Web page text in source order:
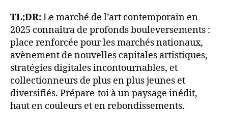
TL;DR:Le marché de l’art contemporain en
2025 connaîtra de profonds bouleversements :
place renforcée pour les marchés nationaux,
avènement de nouvelles capitales artistiques,
stratégies digitales incontournables, et
collectionneurs de plus en plus jeunes et
diversifiés. Prépare-toi à un paysage inédit,
haut en couleurs et en rebondissements.